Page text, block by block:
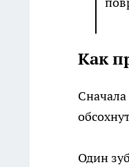
Как
Один